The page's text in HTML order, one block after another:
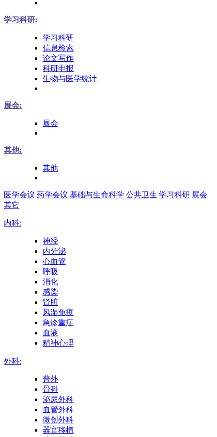
学习科研:
学习科研
信息检索
论文写作
科研申报
生物与医学统计
展会:
展会
其他:
其他
医学会议 药学会议 基础与生命科学 公共卫生 学习科研 展会
其它
内科:
神经
内分泌
心血管
呼吸
消化
感染
肾脏
风湿免疫
急诊重症
血液
精神心理
外科:
普外
骨科
泌尿外科
血管外科
微创外科
器官移植